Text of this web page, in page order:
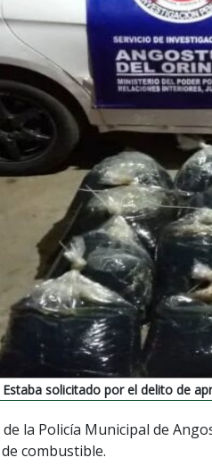
solicitado por el delito de
la Policía Municipal de
combustible.